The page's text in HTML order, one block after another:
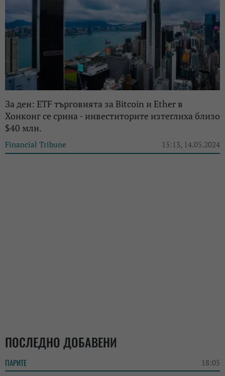
За ден: ETF търговията за Bitcoin и Ether в
Хонконг се срина - инвеститорите изтеглиха близо
$40 млн.
Financial Tribune 15:13, 14.05.2024
ПОСЛЕДНО ДОБАВЕНИ
ПАРИТЕ 18:05